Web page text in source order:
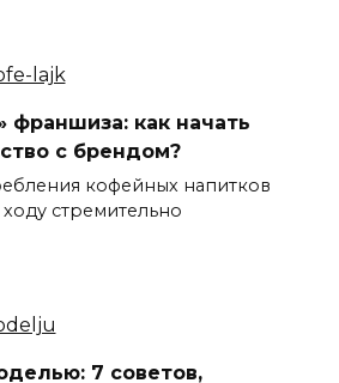
франшиза: как начать
с брендом?
кофейных напитков
стремительно
7 советов,